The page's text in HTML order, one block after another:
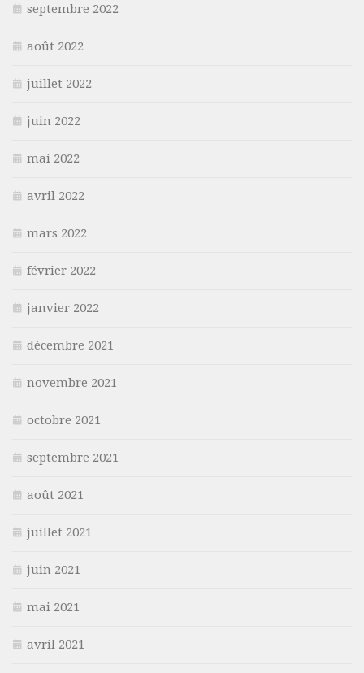
septembre 2022
août 2022
juillet 2022
juin 2022
mai 2022
avril 2022
mars 2022
février 2022
janvier 2022
décembre 2021
novembre 2021
octobre 2021
septembre 2021
août 2021
juillet 2021
juin 2021
mai 2021
avril 2021